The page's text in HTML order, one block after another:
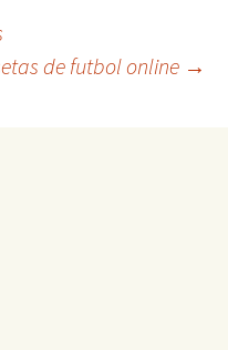
de futbol online →